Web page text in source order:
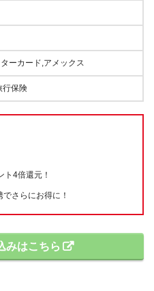
ーカード,アメックス
行保険
4倍還元！
さらにお得に！
みはこちら